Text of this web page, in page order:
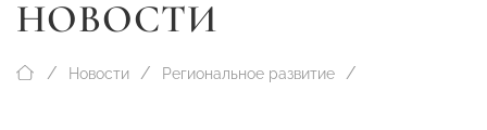
НОВОСТИ
Новости Региональное развитие